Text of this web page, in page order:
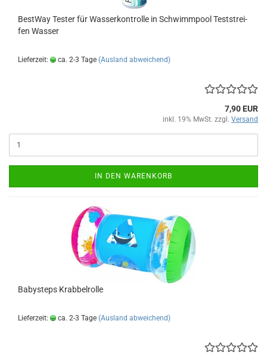
Best­Way Tes­ter für Was­ser­kon­trol­le in Schwimm­pool Test­strei­
fen Was­ser
Lieferzeit: ca. 2-3 Tage (Ausland abweichend)
7,90 EUR
inkl. 19% MwSt. zzgl. Versand
IN DEN WARENKORB
Ba­by­steps Krab­bel­rol­le
Lieferzeit: ca. 2-3 Tage (Ausland abweichend)